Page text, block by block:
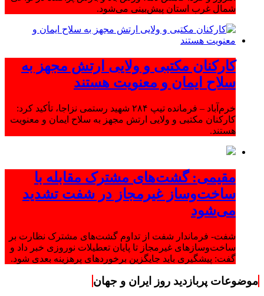
شمال غرب استان پیش‌بینی می‌شود.
کارکنان مکتبی و ولایی ارتش مجهز به
سلاح ایمان و معنویت هستند
خرم‌آباد – فرمانده تیپ ۲۸۴ شهید رستمی نزاجا، تأکید کرد:
کارکنان مکتبی و ولایی ارتش مجهز به سلاح ایمان و معنویت
هستند.
مقیمی: گشت‌های مشترک مقابله با
ساخت‌وساز غیرمجاز در شفت تشدید
می‌شود
شفت- فرماندار شفت از تداوم گشت‌های مشترک نظارت بر
ساخت‌وسازهای غیرمجاز تا پایان تعطیلات نوروزی خبر داد و
گفت: پیشگیری باید جایگزین برخوردهای پرهزینه بعدی شود.
موضوعات پربازدید روز ایران و جهان